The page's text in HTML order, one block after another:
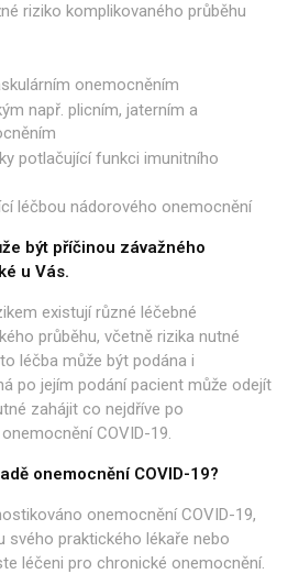
riziko komplikovaného průběhu
onemocněním
např. plicním, jaterním a
potlačující funkci imunitního
léčbou nádorového onemocnění
být příčinou závažného
u Vás.
existují různé léčebné
průběhu, včetně rizika nutné
léčba může být podána i
po jejím podání pacient může odejít
zahájit co nejdříve po
COVID-19.
onemocnění COVID-19?
onemocnění COVID-19,
svého praktického lékaře nebo
léčeni pro chronické onemocnění.